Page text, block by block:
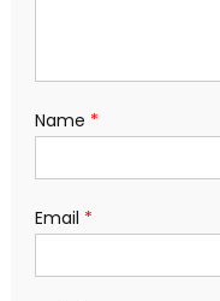
Name *
Email *